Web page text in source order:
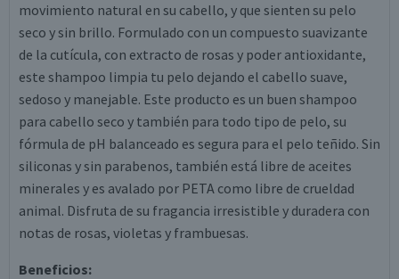
movimiento natural en su cabello, y que sienten su pelo
seco y sin brillo. Formulado con un compuesto suavizante
de la cutícula, con extracto de rosas y poder antioxidante,
este shampoo limpia tu pelo dejando el cabello suave,
sedoso y manejable. Este producto es un buen shampoo
para cabello seco y también para todo tipo de pelo, su
fórmula de pH balanceado es segura para el pelo teñido. Sin
siliconas y sin parabenos, también está libre de aceites
minerales y es avalado por PETA como libre de crueldad
animal. Disfruta de su fragancia irresistible y duradera con
notas de rosas, violetas y frambuesas.
Beneficios: